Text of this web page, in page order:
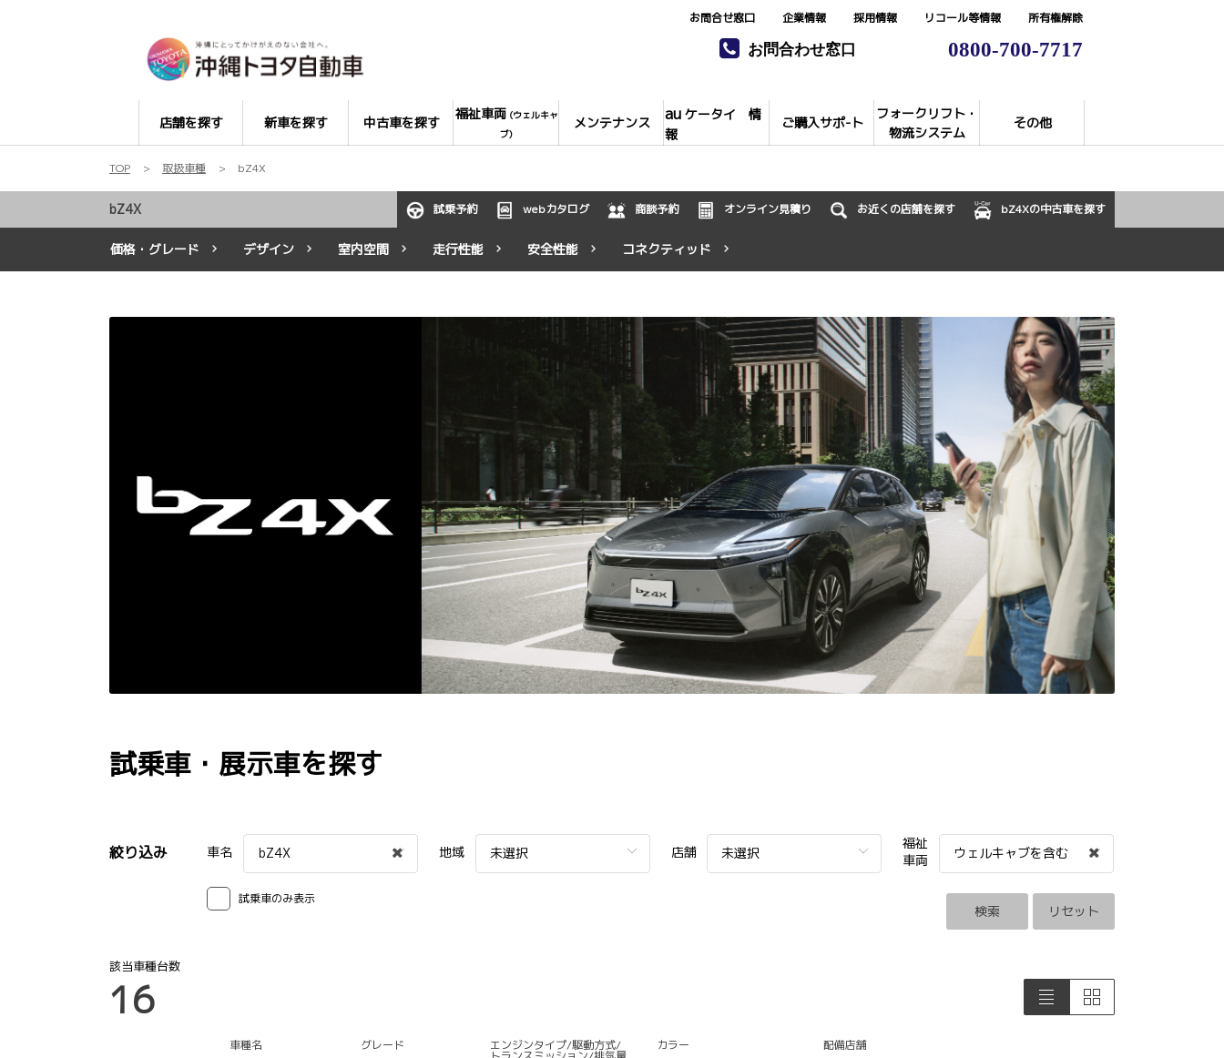
お問合わせ窓口 0800-700-7717
店舗を探す 新車を探す 中古車を探す
福祉車両(ウェルキャ
ブ)
メンテナンス auケータイ 情
報
ご購入サポ-ト
フォークリフト・
物流システム
その他
お問合せ窓口 企業情報 採用情報 リコール等情報 所有権解除
TOP 取扱車種 bZ4X
bZ4X 試乗予約 webカタログ 商談予約 オンライン見積り お近くの店舗を探す bZ4Xの中古車を探す
価格・グレード デザイン 室内空間 走行性能 安全性能 コネクティッド
試乗車・展示車を探す
絞り込み 車名 bZ4X 地域 未選択 店舗 未選択
福祉
車両
ウェルキャブを含む
試乗車のみ表示
検索 リセット
該当車種台数
16
車種名 グレード エンジンタイプ/駆動方式/ カラー 配備店舗